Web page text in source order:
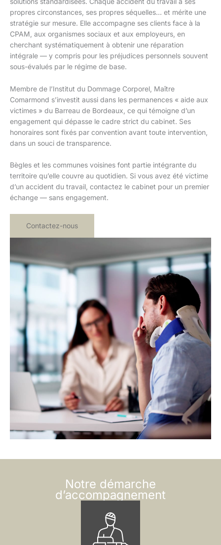
propres circonstances, ses propres séquelles… et mérite une
stratégie sur mesure. Elle accompagne ses clients face à la
CPAM, aux organismes sociaux et aux employeurs, en
cherchant systématiquement à obtenir une réparation
intégrale — y compris pour les préjudices personnels souvent
sous-évalués par le régime de base.
Membre de l’Institut du Dommage Corporel, Maître
Comarmond s’investit aussi dans les permanences « aide aux
victimes » du Barreau de Bordeaux, ce qui témoigne d’un
engagement qui dépasse le cadre strict du cabinet. Ses
honoraires sont fixés par convention avant toute intervention,
dans un souci de transparence.
Bègles et les communes voisines font partie intégrante du
territoire qu’elle couvre au quotidien. Si vous avez été victime
d’un accident du travail, contactez le cabinet pour un premier
échange — sans engagement.
Contactez-nous
Notre démarche
d’accompagnement